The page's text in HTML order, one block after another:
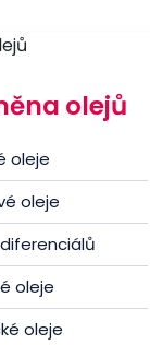
olejů
oleje
oleje
oleje
oleje